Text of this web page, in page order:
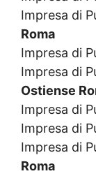
Impresa di
Roma
Impresa di
Impresa di
Ostiense
Impresa di
Impresa di
Impresa di
Roma